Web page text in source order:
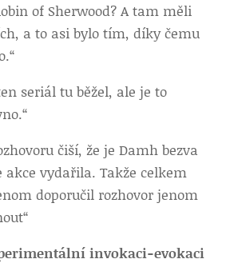
of Sherwood? A tam měli
a to asi bylo tím, díky čemu
seriál tu běžel, ale je to
čiší, že je Damh bezva
akce vydařila. Takže celkem
doporučil rozhovor jenom
invokaci-evokaci